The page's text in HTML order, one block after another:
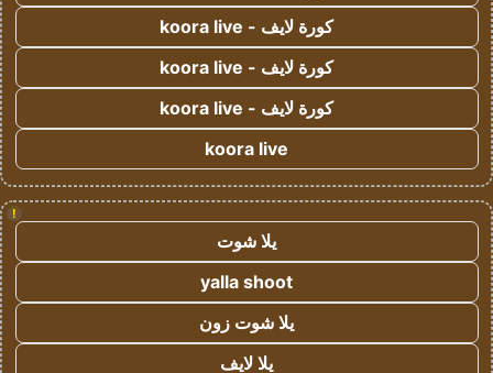
كورة لايف - koora live
كورة لايف - koora live
كورة لايف - koora live
koora live
!
يلا شوت
yalla shoot
يلا شوت زون
يلا لايف